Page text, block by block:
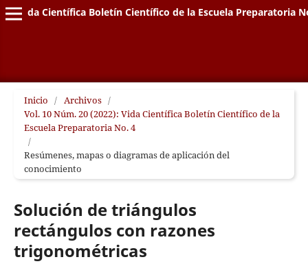
Vida Científica Boletín Científico de la Escuela Preparatoria
Inicio / Archivos /
Vol. 10 Núm. 20 (2022): Vida Científica Boletín Científico de la
Escuela Preparatoria No. 4
/
Resúmenes, mapas o diagramas de aplicación del
conocimiento
Solución de triángulos
rectángulos con razones
trigonométricas